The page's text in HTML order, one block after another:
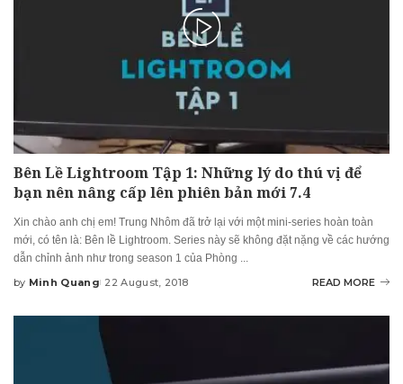
Bên Lề Lightroom Tập 1: Những lý do thú vị để
bạn nên nâng cấp lên phiên bản mới 7.4
Xin chào anh chị em! Trung Nhôm đã trở lại với một mini-series hoàn toàn
mới, có tên là: Bên lề Lightroom. Series này sẽ không đặt nặng về các hướng
dẫn chỉnh ảnh như trong season 1 của Phòng ...
Posted
by Minh Quang 22 August, 2018 READ MORE